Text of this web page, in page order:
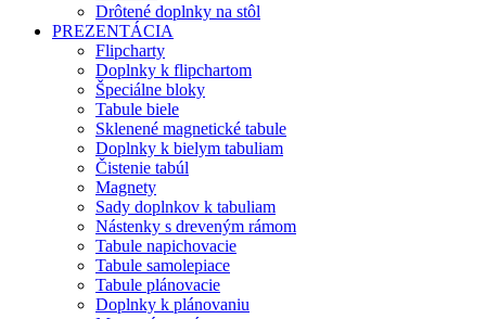
Drôtené doplnky na stôl
PREZENTÁCIA
Flipcharty
Doplnky k flipchartom
Špeciálne bloky
Tabule biele
Sklenené magnetické tabule
Doplnky k bielym tabuliam
Čistenie tabúl
Magnety
Sady doplnkov k tabuliam
Nástenky s dreveným rámom
Tabule napichovacie
Tabule samolepiace
Tabule plánovacie
Doplnky k plánovaniu